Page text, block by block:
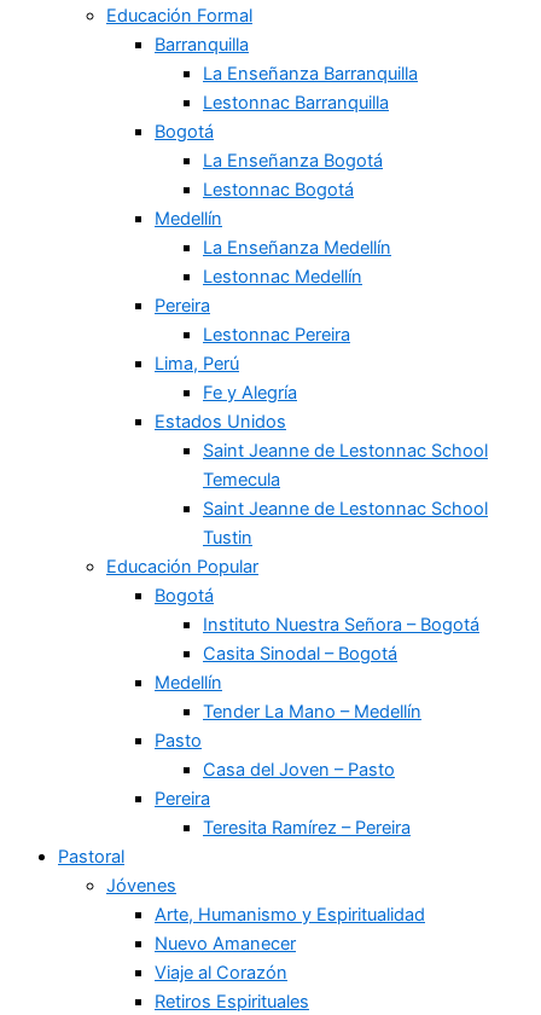
Educación Formal
Barranquilla
La Enseñanza Barranquilla
Lestonnac Barranquilla
Bogotá
La Enseñanza Bogotá
Lestonnac Bogotá
Medellín
La Enseñanza Medellín
Lestonnac Medellín
Pereira
Lestonnac Pereira
Lima, Perú
Fe y Alegría
Estados Unidos
Saint Jeanne de Lestonnac School
Temecula
Saint Jeanne de Lestonnac School
Tustin
Educación Popular
Bogotá
Instituto Nuestra Señora – Bogotá
Casita Sinodal – Bogotá
Medellín
Tender La Mano – Medellín
Pasto
Casa del Joven – Pasto
Pereira
Teresita Ramírez – Pereira
Pastoral
Jóvenes
Arte, Humanismo y Espiritualidad
Nuevo Amanecer
Viaje al Corazón
Retiros Espirituales